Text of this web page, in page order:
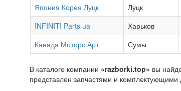
Япония Корея Луцк Луцк
INFINITI Parts ua
Харьков
Канада Моторс Арт
Сумы
В каталоге компании «razborki.top» вы
представлен запчастями и